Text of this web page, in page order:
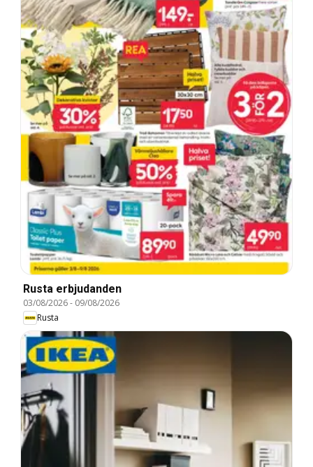
Rusta erbjudanden
03/08/2026- 09/08/2026
Rusta